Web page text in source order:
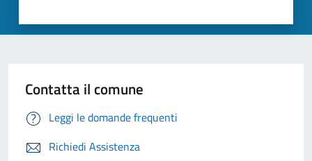
Contatta il comune
Leggi le domande frequenti
Richiedi Assistenza